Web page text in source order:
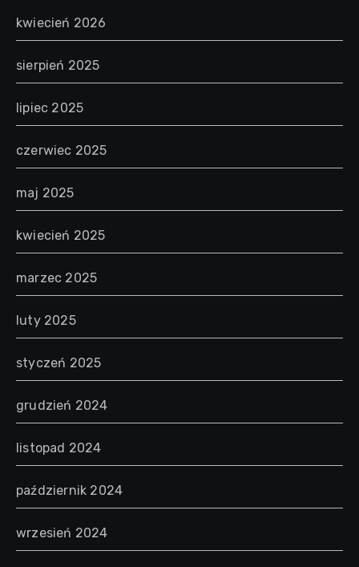
kwiecień 2026
sierpień 2025
lipiec 2025
czerwiec 2025
maj 2025
kwiecień 2025
marzec 2025
luty 2025
styczeń 2025
grudzień 2024
listopad 2024
październik 2024
wrzesień 2024